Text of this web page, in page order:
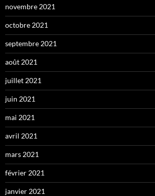
novembre 2021
octobre 2021
septembre 2021
août 2021
juillet 2021
juin 2021
mai 2021
avril 2021
mars 2021
février 2021
janvier 2021